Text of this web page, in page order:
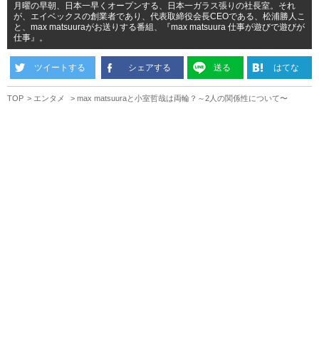
月曜の早朝、日本一早くオープンする、日本一ガラス張りの社長室。それ
が、エイベックスの創業者であり、代表取締役会長CEOである、松浦勝人こ
と、max matsuuraがお送りする番組、『max matsuura 仕事が遊びで遊びが
仕事』。
ツイートする シェアする 送る はてな
TOP エンタメ max matsuuraと小室哲哉は両輪？～2人の関係性について〜